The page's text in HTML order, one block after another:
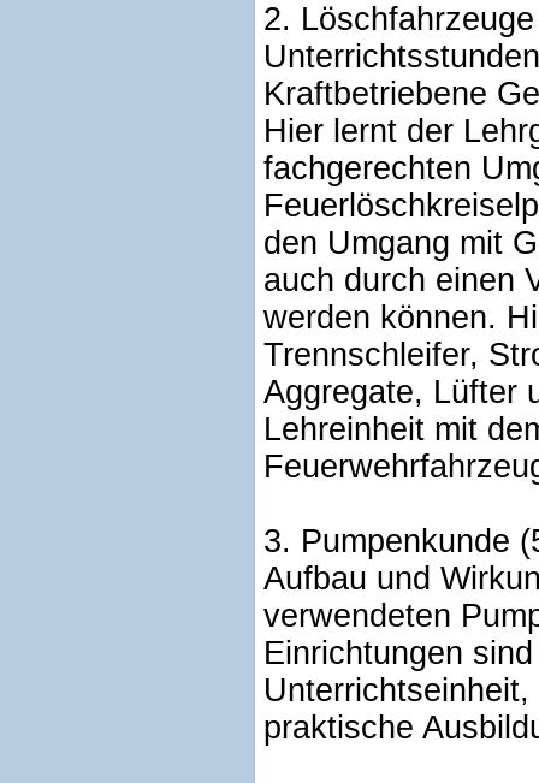
2.
Kraftbetriebene
Hier lernt der
fachgerechten
den Umgang mit
auch durch einen
werden können.
Trennschleifer,
Aggregate, Lüfter
Lehreinheit mit
3. Pumpenkunde
Aufbau und
verwendeten
Einrichtungen
praktische